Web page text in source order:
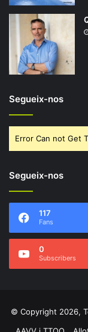
Segueix-nos
Error Can not Get
Segueix-nos
117
Fans
0
Subscribers
© Copyright 2026,